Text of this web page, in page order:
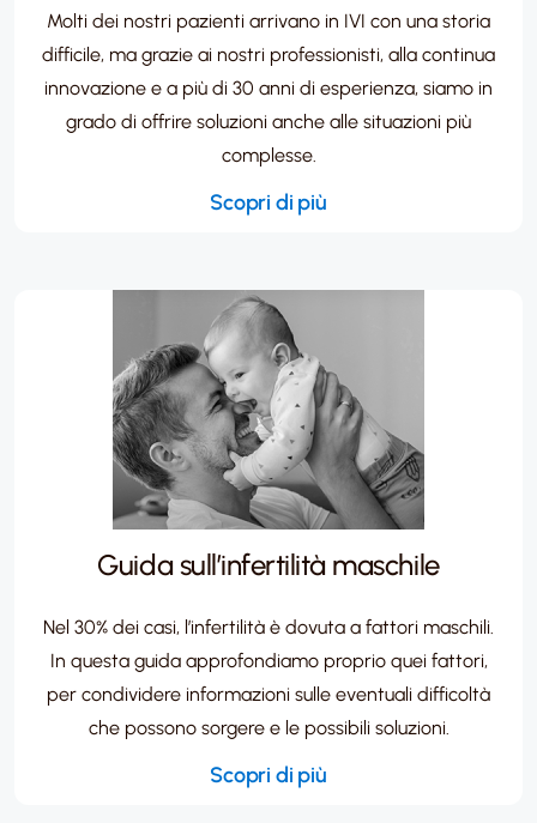
Molti dei nostri pazienti arrivano in IVI con una storia
difficile, ma grazie ai nostri professionisti, alla continua
innovazione e a più di 30 anni di esperienza, siamo in
grado di offrire soluzioni anche alle situazioni più
complesse.
Scopri di più
Guida sull’infertilità maschile​
Nel 30% dei casi, l’infertilità è dovuta a fattori maschili.
In questa guida approfondiamo proprio quei fattori,
per condividere informazioni sulle eventuali difficoltà
che possono sorgere e le possibili soluzioni.
Scopri di più